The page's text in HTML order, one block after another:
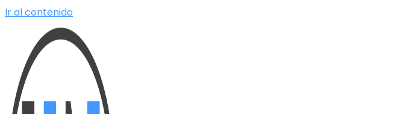
Ir al contenido